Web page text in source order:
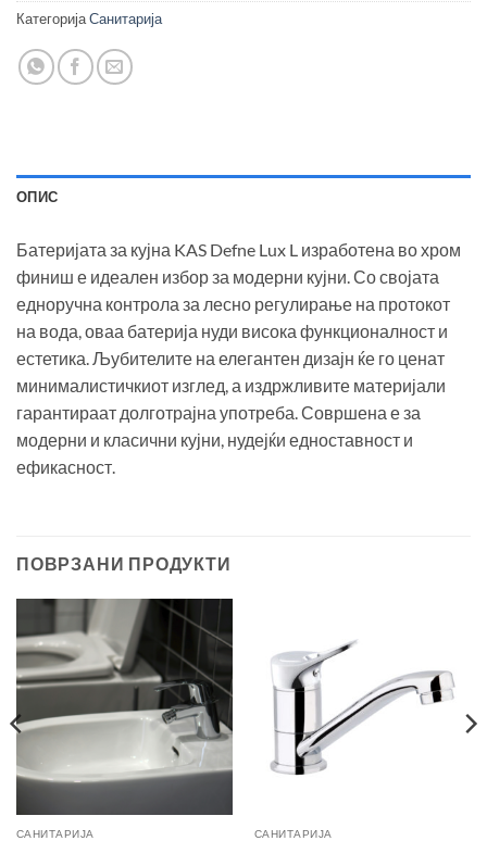
КатегоријаСанитарија
ОПИС
Батеријата за кујна KAS Defne Lux L изработена во хром
финиш е идеален избор за модерни кујни. Со својата
едноручна контрола за лесно регулирање на протокот
на вода, оваа батерија нуди висока функционалност и
естетика. Љубителите на елегантен дизајн ќе го ценат
минималистичкиот изглед, а издржливите материјали
гарантираат долготрајна употреба. Совршена е за
модерни и класични кујни, нудејќи едноставност и
ефикасност.
ПОВРЗАНИ ПРОДУКТИ
САНИТАРИЈА САНИТАРИЈА